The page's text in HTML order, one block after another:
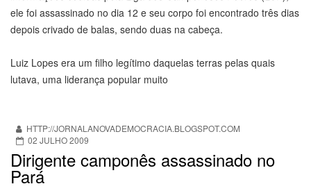
ele foi assassinado no dia 12 e seu corpo foi encontrado três dias
depois crivado de balas, sendo duas na cabeça.
Luiz Lopes era um filho legítimo daquelas terras pelas quais
lutava, uma liderança popular muito
HTTP://JORNALANOVADEMOCRACIA.BLOGSPOT.COM
02 JULHO 2009
Dirigente camponês assassinado no
Pará